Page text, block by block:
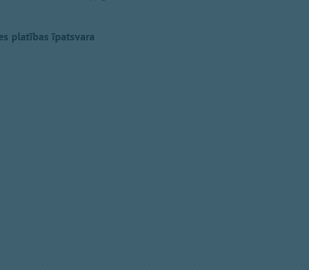
platības īpatsvara